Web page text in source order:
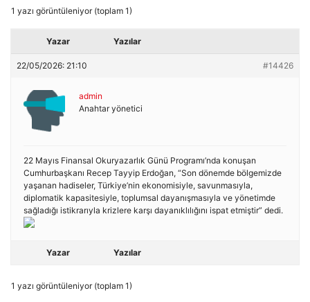
1 yazı görüntüleniyor (toplam 1)
Yazar Yazılar
22/05/2026: 21:10 #14426
admin
Anahtar yönetici
22 Mayıs Finansal Okuryazarlık Günü Programı’nda konuşan
Cumhurbaşkanı Recep Tayyip Erdoğan, “Son dönemde bölgemizde
yaşanan hadiseler, Türkiye’nin ekonomisiyle, savunmasıyla,
diplomatik kapasitesiyle, toplumsal dayanışmasıyla ve yönetimde
sağladığı istikrarıyla krizlere karşı dayanıklılığını ispat etmiştir” dedi.
Yazar Yazılar
1 yazı görüntüleniyor (toplam 1)